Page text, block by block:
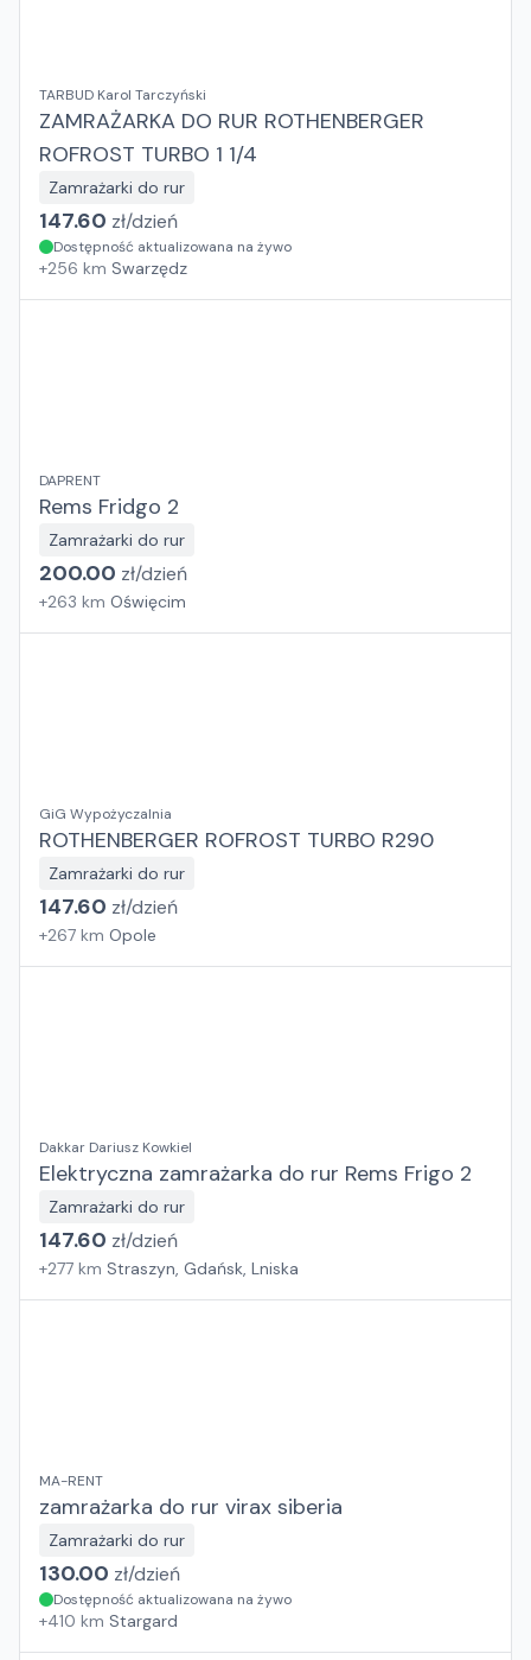
TARBUD Karol Tarczyński
ZAMRAŻARKA DO RUR ROTHENBERGER
ROFROST TURBO 1 1/4
Zamrażarki do rur
147.60 zł/dzień
Dostępność aktualizowana na żywo
+256 km Swarzędz
DAPRENT
Rems Fridgo 2
Zamrażarki do rur
200.00 zł/dzień
+263 km Oświęcim
GiG Wypożyczalnia
ROTHENBERGER ROFROST TURBO R290
Zamrażarki do rur
147.60 zł/dzień
+267 km Opole
Dakkar Dariusz Kowkiel
Elektryczna zamrażarka do rur Rems Frigo 2
Zamrażarki do rur
147.60 zł/dzień
+277 km Straszyn, Gdańsk, Lniska
MA-RENT
zamrażarka do rur virax siberia
Zamrażarki do rur
130.00 zł/dzień
Dostępność aktualizowana na żywo
+410 km Stargard